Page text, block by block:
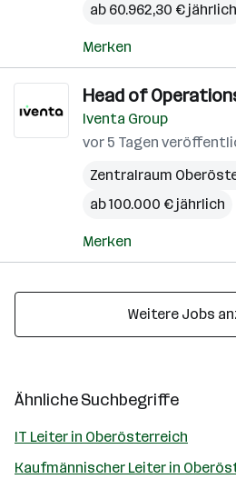
ab 60.962,30 € jährlich
Merken
Head of
Iventa Group
vor 5 Tagen
Zentralraum
ab 100.000 € jährlich
Merken
Weitere Jobs
Ähnliche Suchbegriffe
IT Leiter in Oberösterreich
Kaufmännischer Leiter in